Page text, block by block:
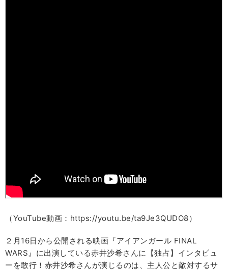
（YouTube動画：https://youtu.be/ta9Je3QUDO8）
２月16日から公開される映画『アイアンガール FINAL
WARS』に出演している赤井沙希さんに【独占】インタビュ
ーを敢行！赤井沙希さんが演じるのは、主人公と敵対するサ